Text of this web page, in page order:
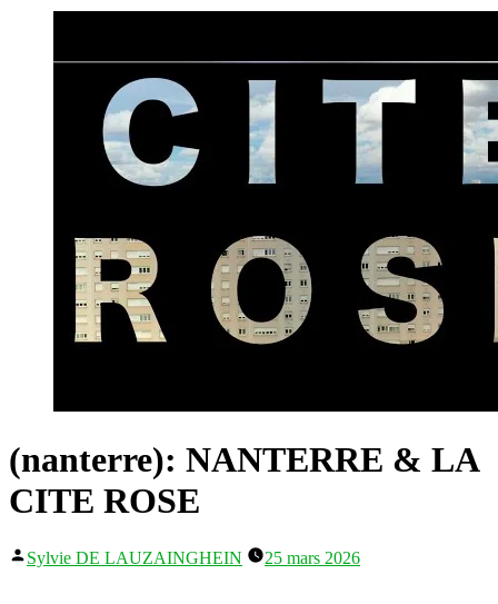
(nanterre): NANTERRE & LA
CITE ROSE
Publié
Sylvie DE LAUZAINGHEIN 25 mars 2026